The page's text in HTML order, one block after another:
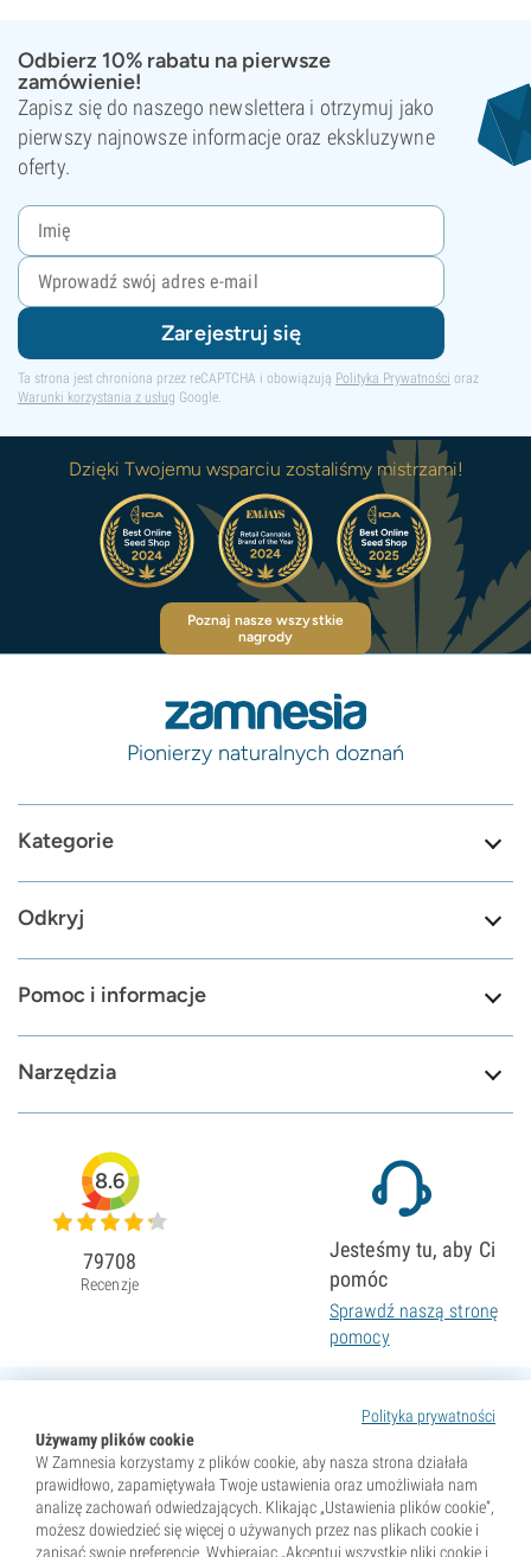
Odbierz 10% rabatu na pierwsze
zamówienie!
Zapisz się do naszego newslettera i otrzymuj jako
pierwszy najnowsze informacje oraz ekskluzywne
oferty.
Zarejestruj się
Ta strona jest chroniona przez reCAPTCHA i obowiązują Polityka Prywatności oraz
Warunki korzystania z usług Google.
Dzięki Twojemu wsparciu zostaliśmy mistrzami!
Poznaj nasze wszystkie
nagrody
Pionierzy naturalnych doznań
Kategorie
Odkryj
Pomoc i informacje
Narzędzia
Polityka prywatności
Używamy plików cookie
W Zamnesia korzystamy z plików cookie, aby nasza strona działała
prawidłowo, zapamiętywała Twoje ustawienia oraz umożliwiała nam
analizę zachowań odwiedzających. Klikając „Ustawienia plików cookie”,
możesz dowiedzieć się więcej o używanych przez nas plikach cookie i
zapisać swoje preferencje. Wybierając „Akceptuj wszystkie pliki cookie i
8.6
79708
Recenzje
Jesteśmy tu, aby Ci
pomóc
Sprawdź naszą stronę
pomocy